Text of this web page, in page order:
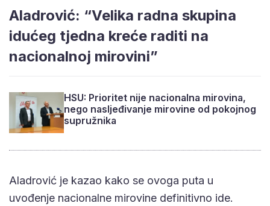
Aladrović: “Velika radna skupina
idućeg tjedna kreće raditi na
nacionalnoj mirovini”
HSU: Prioritet nije nacionalna mirovina,
nego nasljeđivanje mirovine od pokojnog
supružnika
Aladrović je kazao kako se ovoga puta u
uvođenje nacionalne mirovine definitivno ide.